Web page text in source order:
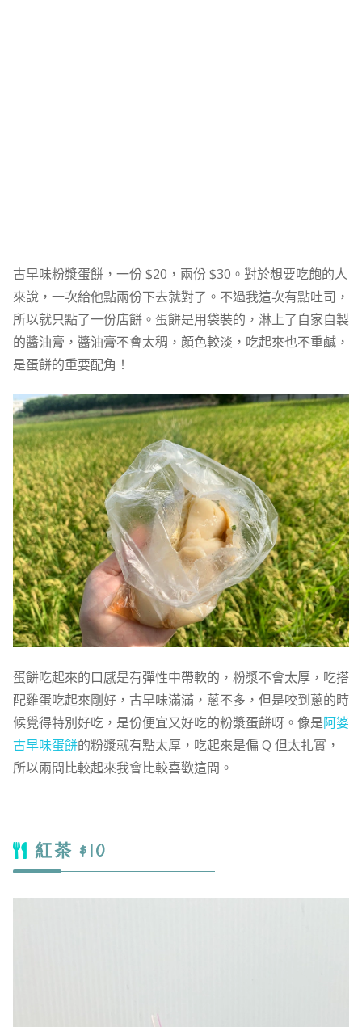
古早味粉漿蛋餅，一份 $20，兩份 $30。對於想要吃飽的人
來說，一次給他點兩份下去就對了。不過我這次有點吐司，
所以就只點了一份店餅。蛋餅是用袋裝的，淋上了自家自製
的醬油膏，醬油膏不會太稠，顏色較淡，吃起來也不重鹹，
是蛋餅的重要配角！
蛋餅吃起來的口感是有彈性中帶軟的，粉漿不會太厚，吃搭
配雞蛋吃起來剛好，古早味滿滿，蔥不多，但是咬到蔥的時
候覺得特別好吃，是份便宜又好吃的粉漿蛋餅呀。像是阿婆
古早味蛋餅的粉漿就有點太厚，吃起來是偏 Q 但太扎實，
所以兩間比較起來我會比較喜歡這間。
紅茶 $10